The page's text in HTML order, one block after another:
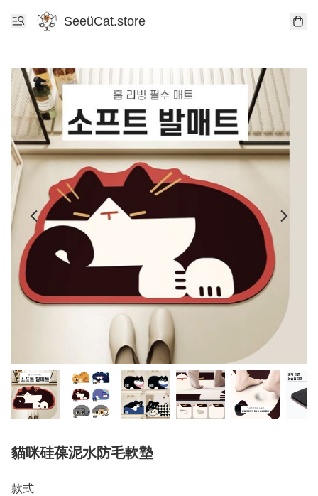
SeeüCat.store
貓咪硅葆泥水防毛軟墊
款式